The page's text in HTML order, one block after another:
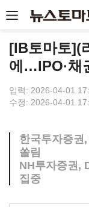
[IB토마토](
에…IPO·채
입력: 2026-04-01
수정: 2026-04-01
한국투자증
쏠림
NH투자증권,
집중